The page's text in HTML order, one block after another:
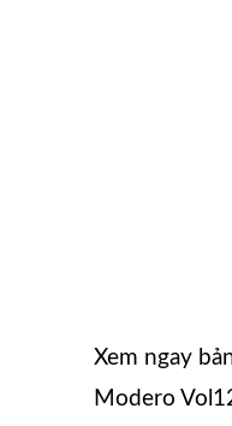
Xem ngay
Modero